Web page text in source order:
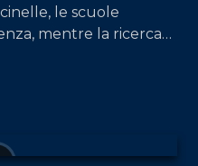
le scuole
mentre la ricerca